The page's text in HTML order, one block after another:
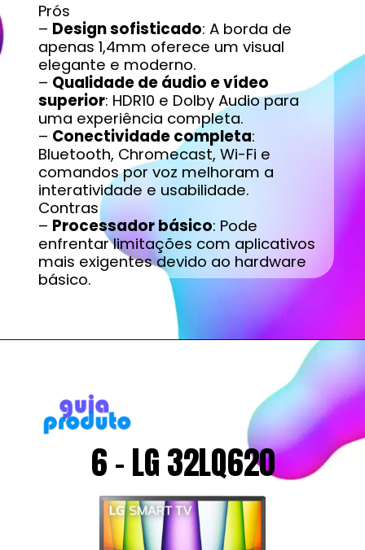
Prós
– Design sofisticado: A borda de
apenas 1,4mm oferece um visual
elegante e moderno.
– Qualidade de áudio e vídeo
superior: HDR10 e Dolby Audio para
uma experiência completa.
– Conectividade completa:
Bluetooth, Chromecast, Wi-Fi e
comandos por voz melhoram a
interatividade e usabilidade.
Contras
– Processador básico: Pode
enfrentar limitações com aplicativos
mais exigentes devido ao hardware
básico.
6 - LG 32LQ620